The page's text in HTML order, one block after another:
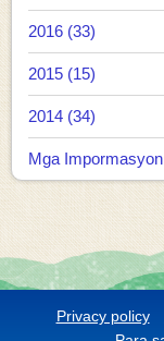
2016 (33)
2015 (15)
2014 (34)
Mga
Privacy policy